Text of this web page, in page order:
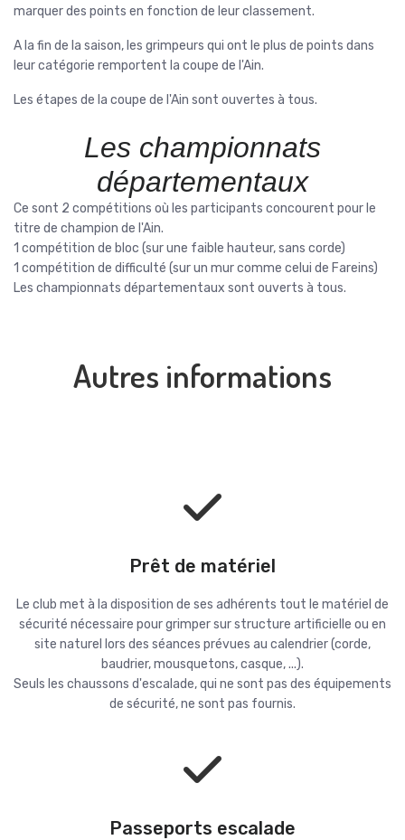
marquer des points en fonction de leur classement.
A la fin de la saison, les grimpeurs qui ont le plus de points dans
leur catégorie remportent la coupe de l'Ain.
Les étapes de la coupe de l'Ain sont ouvertes à tous.
Les championnats
départementaux
Ce sont 2 compétitions où les participants concourent pour le
titre de champion de l'Ain.
1 compétition de bloc (sur une faible hauteur, sans corde)
1 compétition de difficulté (sur un mur comme celui de Fareins)
Les championnats départementaux sont ouverts à tous.
Autres informations
Prêt de matériel
Le club met à la disposition de ses adhérents tout le matériel de
sécurité nécessaire pour grimper sur structure artificielle ou en
site naturel lors des séances prévues au calendrier (corde,
baudrier, mousquetons, casque, ...).
Seuls les chaussons d'escalade, qui ne sont pas des équipements
de sécurité, ne sont pas fournis.
Passeports escalade